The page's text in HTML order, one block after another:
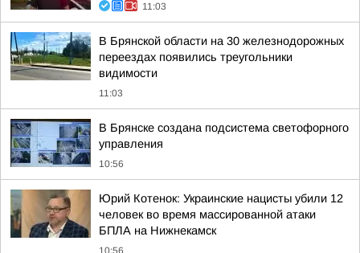
11:03
В Брянской области на 30 железнодорожных
переездах появились треугольники
видимости
11:03
В Брянске создана подсистема светофорного
управления
10:56
Юрий Котенок: Украинские нацисты убили 12
человек во время массированной атаки
БПЛА на Нижнекамск
10:56